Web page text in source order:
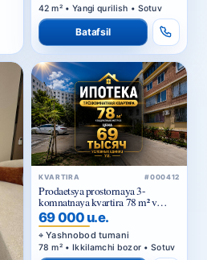
42 m² • Yangi qurilish • Sotuv
Batafsil
KVARTIRA #000412
Prodaetsya prostornaya 3-
komnatnaya kvartira 78 m² v
Tuzele-2, Yashnabadskiy rayon —
vozmozhna pokupka v ipoteku
69 000 u.e.
Yashnobod tumani
78 m² • Ikkilamchi bozor • Sotuv